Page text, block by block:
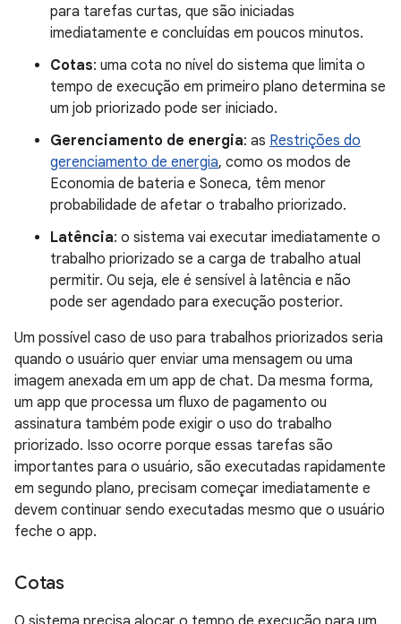
para tarefas curtas, que são iniciadas
imediatamente e concluídas em poucos minutos.
Cotas: uma cota no nível do sistema que limita o
tempo de execução em primeiro plano determina se
um job priorizado pode ser iniciado.
Gerenciamento de energia: as Restrições do
gerenciamento de energia, como os modos de
Economia de bateria e Soneca, têm menor
probabilidade de afetar o trabalho priorizado.
Latência: o sistema vai executar imediatamente o
trabalho priorizado se a carga de trabalho atual
permitir. Ou seja, ele é sensível à latência e não
pode ser agendado para execução posterior.
Um possível caso de uso para trabalhos priorizados seria
quando o usuário quer enviar uma mensagem ou uma
imagem anexada em um app de chat. Da mesma forma,
um app que processa um fluxo de pagamento ou
assinatura também pode exigir o uso do trabalho
priorizado. Isso ocorre porque essas tarefas são
importantes para o usuário, são executadas rapidamente
em segundo plano, precisam começar imediatamente e
devem continuar sendo executadas mesmo que o usuário
feche o app.
Cotas